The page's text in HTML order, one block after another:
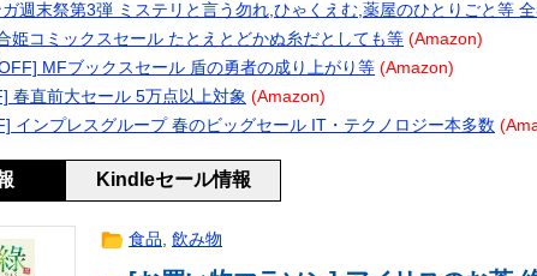
420ps。しかもL型エンジン…このS31Zいくらかかってるんだ…
】鶏刺し食べた医師、全身麻痺へ…「死んだほうが良かった」
の車』買おうとして私とケンカになってるんだけどｗｗｗｗｗｗ
探偵コナン声優が死去 → 今トンデモナイことになってる・・・
パラグアイ戦の国歌斉唱で涙！中国人「尊敬に値する」「中国に彼の
週末祭第3弾 ミステリと言う勿れ,ひゃくえむ,薬屋のひとりごと等
姫コミックスセール たとえとどかぬ糸だとしても等 (Amazon)
MFブックスセール 盾の勇者の成り上がり等 (Amazon)
春直前大セール 5万点以上対象 (Amazon)
インプレスグループ 春のビッグセール IT・テクノロジー本多数
Kindleセール情報
食品, 飲み物